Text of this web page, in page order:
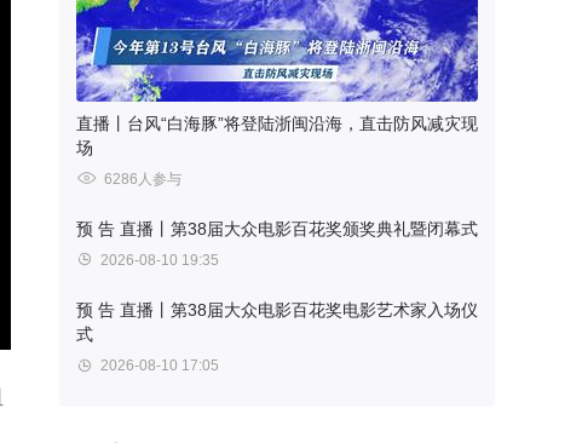
直播丨台风“白海豚”将登陆浙闽沿海，直击防风减灾现
场
6286人参与
预 告 直播丨第38届大众电影百花奖颁奖典礼暨闭幕式
2026-08-10 19:35
预 告 直播丨第38届大众电影百花奖电影艺术家入场仪
式
2026-08-10 17:05